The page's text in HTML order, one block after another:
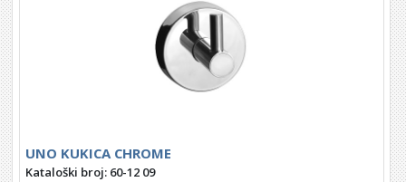
UNO KUKICA CHROME
Kataloški broj: 60-12 09